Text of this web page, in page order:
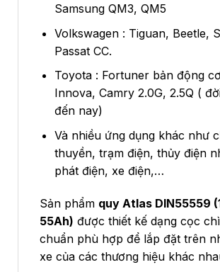
Samsung QM3, QM5
Volkswagen : Tiguan, Beetle,
Passat CC.
Toyota : Fortuner bản động
Innova, Camry 2.0G, 2.5Q (
đến nay)
Và nhiều ứng dụng khác như
thuyền, trạm điện, thủy điện
phát điện, xe điện,…
Sản phẩm quy Atlas DIN55559
55Ah) được thiết kế dạng cọc
chuẩn phù hợp để lắp đặt trên
xe của các thương hiệu khác